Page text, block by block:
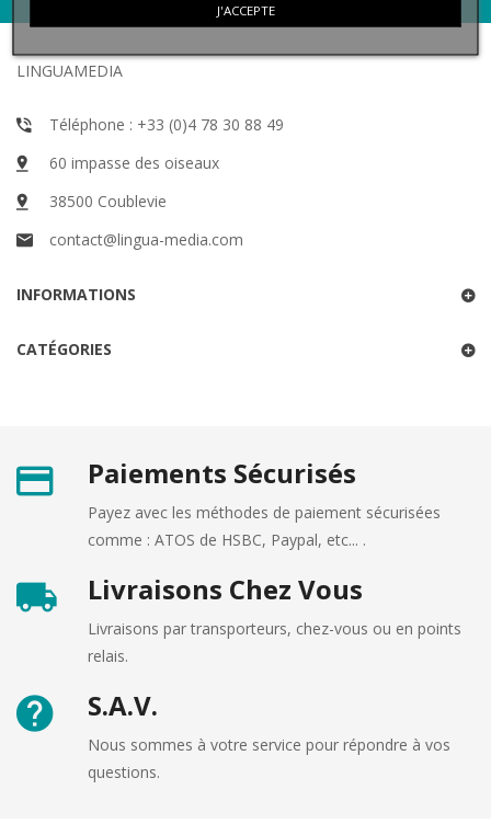
J'ACCEPTE
LINGUAMEDIA
Téléphone : +33 (0)4 78 30 88 49
60 impasse des oiseaux
38500 Coublevie
contact@lingua-media.com
INFORMATIONS
CATÉGORIES
Paiements Sécurisés
Payez avec les méthodes de paiement sécurisées
comme : ATOS de HSBC, Paypal, etc... .
Livraisons Chez Vous
Livraisons par transporteurs, chez-vous ou en points
relais.
S.A.V.
Nous sommes à votre service pour répondre à vos
questions.